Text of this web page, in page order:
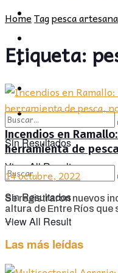
CULTURA
Sin Resultados
View All Result
PROVINCIA
SOCIEDAD
CULTURA
OPINIÓN
Sin Resultados
View All Result
HomeTagpesca
Etiqueta:
Incendios en
herramienta de
14 octubre, 2022
Se registraron nuevos
altura de Entre Ríos
...
Las más leídas